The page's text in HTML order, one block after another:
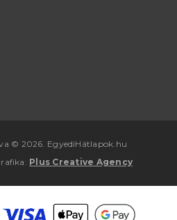
© 2026. EgyediHátlapok.hu
: Plus Creative Agency